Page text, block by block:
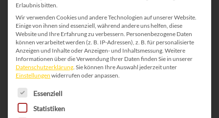
Erlaubnis bitten.
Wir verwenden Cookies und andere Technologien auf unserer Website.
Einige von ihnen sind essenziell, während andere uns helfen, diese
Website und Ihre Erfahrung zu verbessern. Personenbezogene Daten
können verarbeitet werden (z. B. IP-Adressen), z. B. für personalisierte
Anzeigen und Inhalte oder Anzeigen- und Inhaltsmessung. Weitere
Informationen über die Verwendung Ihrer Daten finden Sie in unserer
Datenschutzerklärung. Sie können Ihre Auswahl jederzeit unter
Einstellungen widerrufen oder anpassen.
Es folgt eine Liste der Service-Gruppen, für die
Essenziell
Statistiken